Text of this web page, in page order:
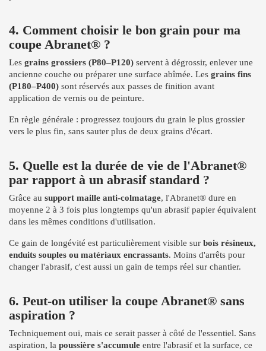
4. Comment choisir le bon grain pour ma
coupe Abranet® ?
Les grains grossiers (P80–P120) servent à dégrossir, enlever une
ancienne couche ou préparer une surface abîmée. Les grains fins
(P180–P400) sont réservés aux passes de finition avant
application de vernis ou de peinture.
En règle générale : progressez toujours du grain le plus grossier
vers le plus fin, sans sauter plus de deux grains d'écart.
5. Quelle est la durée de vie de l'Abranet®
par rapport à un abrasif standard ?
Grâce au support maille anti-colmatage, l'Abranet® dure en
moyenne 2 à 3 fois plus longtemps qu'un abrasif papier équivalent
dans les mêmes conditions d'utilisation.
Ce gain de longévité est particulièrement visible sur bois résineux,
enduits souples ou matériaux encrassants. Moins d'arrêts pour
changer l'abrasif, c'est aussi un gain de temps réel sur chantier.
6. Peut-on utiliser la coupe Abranet® sans
aspiration ?
Techniquement oui, mais ce serait passer à côté de l'essentiel. Sans
aspiration, la poussière s'accumule entre l'abrasif et la surface, ce